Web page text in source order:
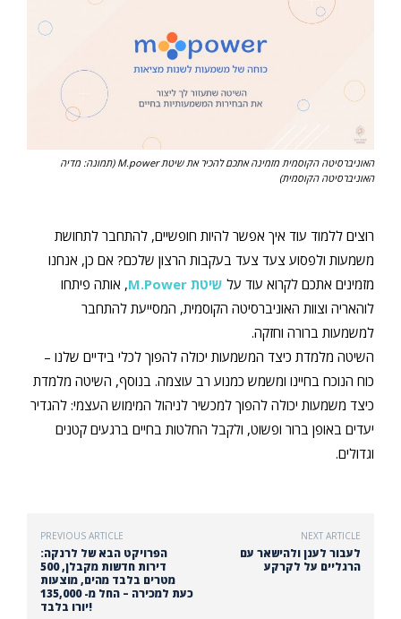
האוניברסיטה הקוסמית מזמינה אתכם להכיר את שיטת M.power (תמונה: מדיה
האוניברסיטה הקוסמית)
רוצים ללמוד עוד איך אפשר להיות חופשיים, להתחבר לתחושת
משמעות ולפסוע צעד צעד בעקבות הרצון שלכם? אם כן, אנחנו
מזמינים אתכם לקרוא עוד על שיטת M.Power
, אותה פיתחו
לוהאריה וצוות האוניברסיטה הקוסמית, המסייעת להתחבר
למשמעות ברורה וחזקה.
השיטה מלמדת כיצד המשמעות יכולה להפוך לכלי בידיים שלנו –
כוח הנוכח בחיינו ומשמש כמנוע רב עוצמה. בנוסף, השיטה מלמדת
כיצד משמעות יכולה להפוך למכשיר לניהול המימוש העצמי: להגדיר
יעדים באופן ברור ופשוט, ולקבל החלטות בחיים ברגעים קטנים
וגדולים.
PREVIOUS ARTICLE
הפרויקט הבא של לרנקה:
דירות חדשות מקבלן, 500
מטרים בלבד מהים, מוצעות
כעת למכירה – החל מ- 135,000
יורו בלבד!
NEXT ARTICLE
לעבור לענן ולהישאר עם
הרגליים על לקרקע